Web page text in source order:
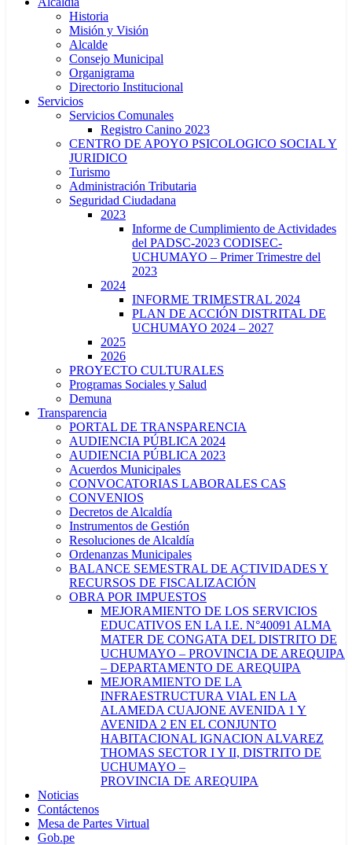
Historia
Misión y Visión
Alcalde
Consejo Municipal
Organigrama
Directorio Institucional
Servicios
Servicios Comunales
Registro Canino 2023
CENTRO DE APOYO PSICOLOGICO SOCIAL Y
JURIDICO
Turismo
Administración Tributaria
Seguridad Ciudadana
2023
Informe de Cumplimiento de Actividades
del PADSC-2023 CODISEC-
UCHUMAYO – Primer Trimestre del
2023
2024
INFORME TRIMESTRAL 2024
PLAN DE ACCIÓN DISTRITAL DE
UCHUMAYO 2024 – 2027
2025
2026
PROYECTO CULTURALES
Programas Sociales y Salud
Demuna
Transparencia
PORTAL DE TRANSPARENCIA
AUDIENCIA PÚBLICA 2024
AUDIENCIA PÚBLICA 2023
Acuerdos Municipales
CONVOCATORIAS LABORALES CAS
CONVENIOS
Decretos de Alcaldía
Instrumentos de Gestión
Resoluciones de Alcaldía
Ordenanzas Municipales
BALANCE SEMESTRAL DE ACTIVIDADES Y
RECURSOS DE FISCALIZACIÓN
OBRA POR IMPUESTOS
MEJORAMIENTO DE LOS SERVICIOS
EDUCATIVOS EN LA I.E. N°40091 ALMA
MATER DE CONGATA DEL DISTRITO DE
UCHUMAYO – PROVINCIA DE AREQUIPA
– DEPARTAMENTO DE AREQUIPA
MEJORAMIENTO DE LA
INFRAESTRUCTURA VIAL EN LA
ALAMEDA CUAJONE AVENIDA 1 Y
AVENIDA 2 EN EL CONJUNTO
HABITACIONAL IGNACION ALVAREZ
THOMAS SECTOR I Y II, DISTRITO DE
UCHUMAYO –
PROVINCIA DE AREQUIPA
Noticias
Contáctenos
Mesa de Partes Virtual
Gob.pe